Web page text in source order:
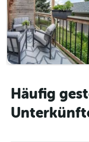
Häufig